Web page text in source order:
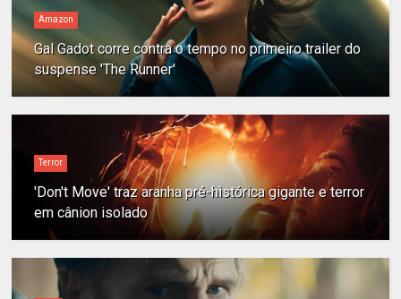
Amazon
Gal Gadot corre contra o tempo no primeiro trailer do
suspense 'The Runner'
Terror
'Don't Move' traz aranha pré-histórica gigante e terror
em cânion isolado